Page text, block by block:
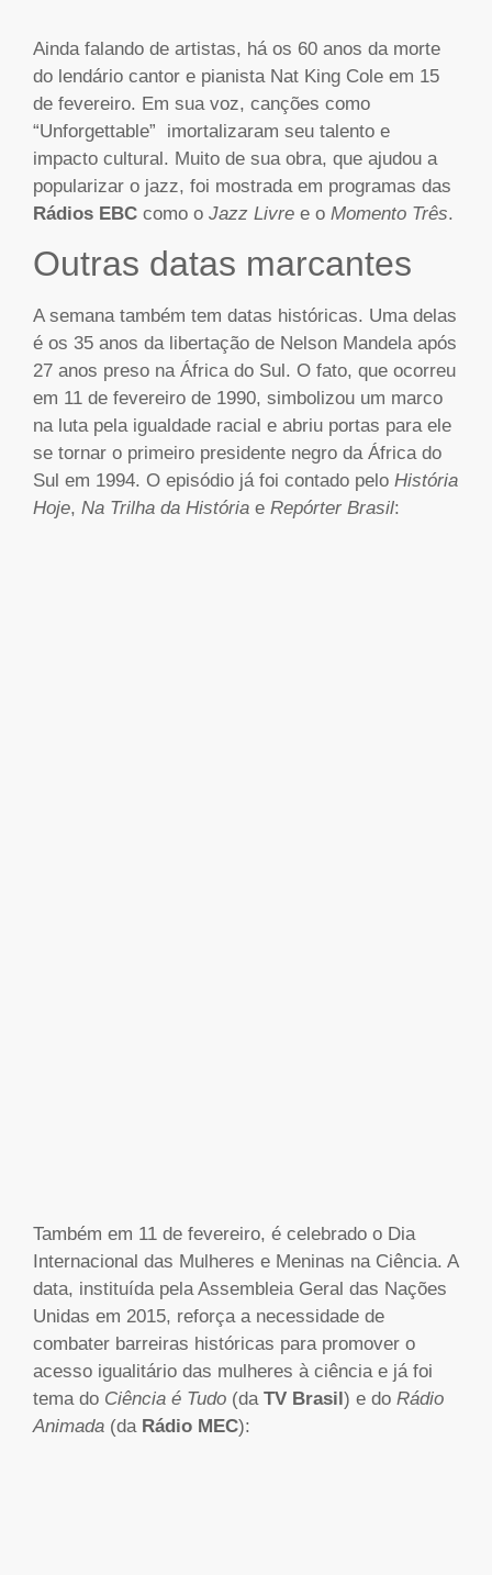
Ainda falando de artistas, há os 60 anos da morte
do lendário cantor e pianista Nat King Cole em 15
de fevereiro. Em sua voz, canções como
“Unforgettable” imortalizaram seu talento e
impacto cultural. Muito de sua obra, que ajudou a
popularizar o jazz, foi mostrada em programas das
Rádios EBC como o Jazz Livre e o Momento Três.
Outras datas marcantes
A semana também tem datas históricas. Uma delas
é os 35 anos da libertação de Nelson Mandela após
27 anos preso na África do Sul. O fato, que ocorreu
em 11 de fevereiro de 1990, simbolizou um marco
na luta pela igualdade racial e abriu portas para ele
se tornar o primeiro presidente negro da África do
Sul em 1994. O episódio já foi contado pelo História
Hoje, Na Trilha da História e Repórter Brasil:
Também em 11 de fevereiro, é celebrado o Dia
Internacional das Mulheres e Meninas na Ciência. A
data, instituída pela Assembleia Geral das Nações
Unidas em 2015, reforça a necessidade de
combater barreiras históricas para promover o
acesso igualitário das mulheres à ciência e já foi
tema do Ciência é Tudo (da TV Brasil) e do Rádio
Animada (da Rádio MEC):